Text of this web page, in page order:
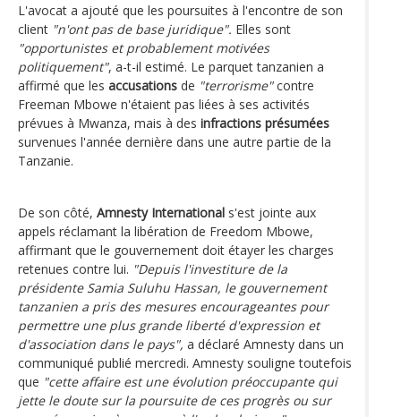
L'avocat a ajouté que les poursuites à l'encontre de son
client "n'ont pas de base juridique". Elles sont
"opportunistes et probablement motivées
politiquement", a-t-il estimé. Le parquet tanzanien a
affirmé que les accusations de "terrorisme"contre
Freeman Mbowe n'étaient pas liées à ses activités
prévues à Mwanza, mais à des infractions présumées
survenues l'année dernière dans une autre partie de la
Tanzanie.
De son côté, Amnesty International s'est jointe aux
appels réclamant la libération de Freedom Mbowe,
affirmant que le gouvernement doit étayer les charges
retenues contre lui. "Depuis l'investiture de la
présidente Samia Suluhu Hassan, le gouvernement
tanzanien a pris des mesures encourageantes pour
permettre une plus grande liberté d'expression et
d'association dans le pays", a déclaré Amnesty dans un
communiqué publié mercredi. Amnesty souligne toutefois
que "cette affaire est une évolution préoccupante qui
jette le doute sur la poursuite de ces progrès ou sur